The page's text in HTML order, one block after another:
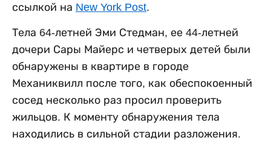
ссылкой на New York Post.
Тела 64-летней Эми Стедман, ее 44-летней
дочери Сары Майерс и четверых детей были
обнаружены в квартире в городе
Механиквилл после того, как обеспокоенный
сосед несколько раз просил проверить
жильцов. К моменту обнаружения тела
находились в сильной стадии разложения.